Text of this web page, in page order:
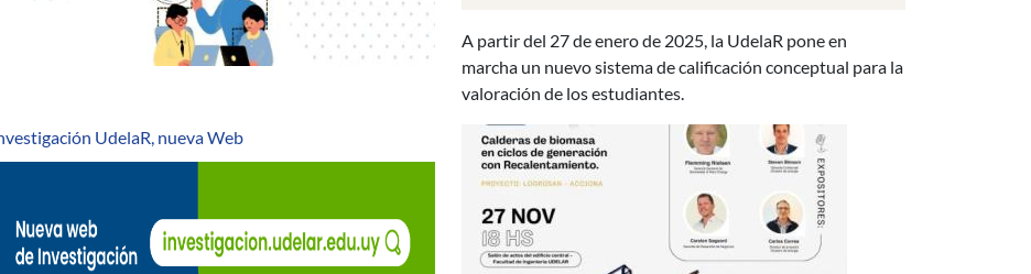
A partir del 27 de enero de 2025, la UdelaR pone en
marcha un nuevo sistema de calificación conceptual para la
valoración de los estudiantes.
UdelaR, nueva Web